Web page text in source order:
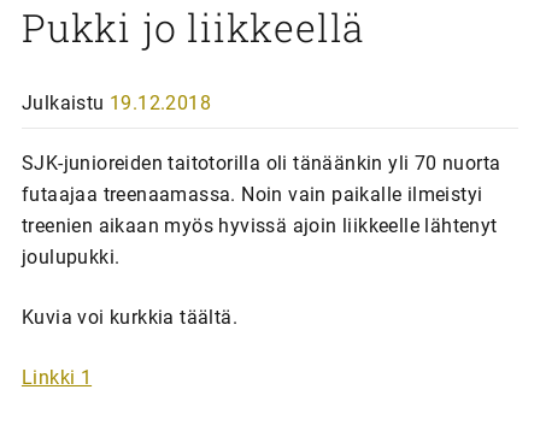
Pukki jo liikkeellä
Julkaistu 19.12.2018
SJK-junioreiden taitotorilla oli tänäänkin yli 70 nuorta
futaajaa treenaamassa. Noin vain paikalle ilmeistyi
treenien aikaan myös hyvissä ajoin liikkeelle lähtenyt
joulupukki.
Kuvia voi kurkkia täältä.
Linkki 1